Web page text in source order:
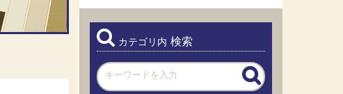
カテゴリ内 検索